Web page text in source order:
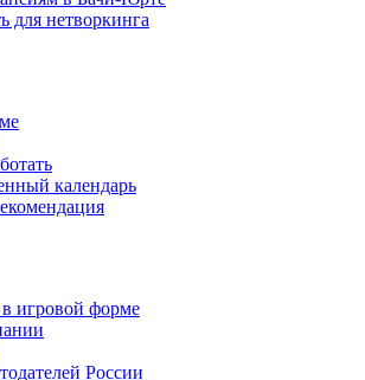
для нетворкинга
календарь
игровой форме
России